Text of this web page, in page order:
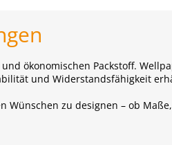
ökonomischen Packstoff.
und Widerstandsfähigkeit
zu designen – ob